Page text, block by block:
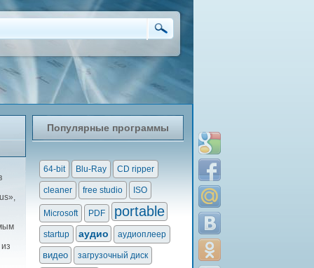
Популярные программы
64-bit Blu-Ray CD ripper
cleaner free studio ISO
Microsoft PDF portable
startup аудио аудиоплеер
видео загрузочный диск